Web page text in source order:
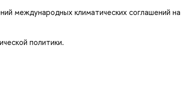
международных климатических соглашений на
политики.